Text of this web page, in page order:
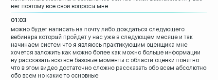
нет поэтому все свои вопросы мне
01:03
можно будет написать на почту либо дождаться следующего
вебинара который пройдет у нас уже в следующем месяце и так
начинаем систем что я являюсь практикующим оценщика мне
хочется заложить как можно более как можно больше информации
ну рассказать всю все базовые моменты с области оценки понятно
что в этом видео достаточно сложно рассказать обо всем абсолютно
обо всем но какие то основные